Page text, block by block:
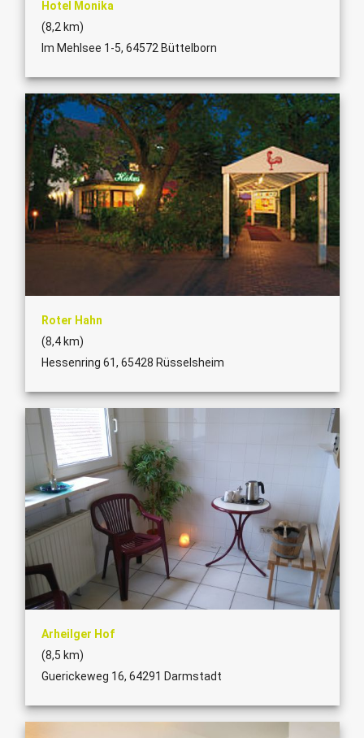
Hotel Monika
(8,2 km)
Im Mehlsee 1-5, 64572 Büttelborn
Roter Hahn
(8,4 km)
Hessenring 61, 65428 Rüsselsheim
Arheilger Hof
(8,5 km)
Guerickeweg 16, 64291 Darmstadt